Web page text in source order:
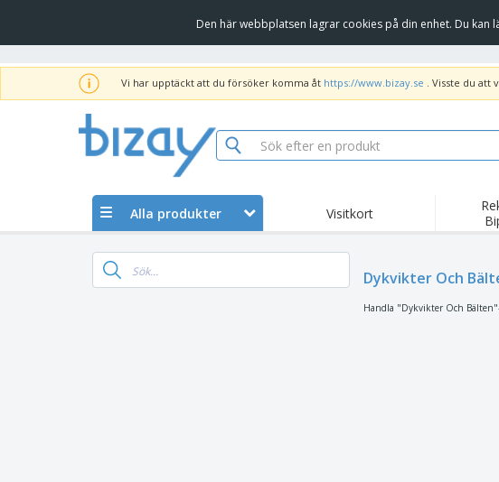
Den här webbplatsen lagrar cookies på din enhet. Du kan
Vi har upptäckt att du försöker komma åt https://www.bizay.se . Visste du att
Alla produkter Visitkort
Dykvikter Och
Handla "Dykvikter Och